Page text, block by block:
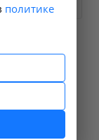
услуги (НМУ)
есть
по
политике